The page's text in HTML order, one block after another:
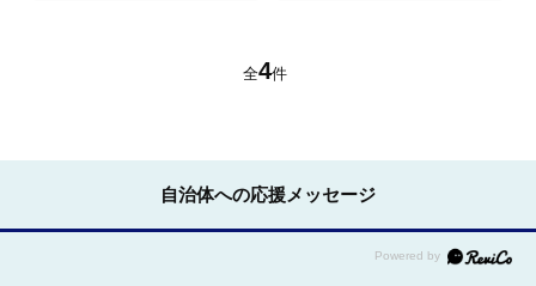
全4件
自治体への応援メッセージ